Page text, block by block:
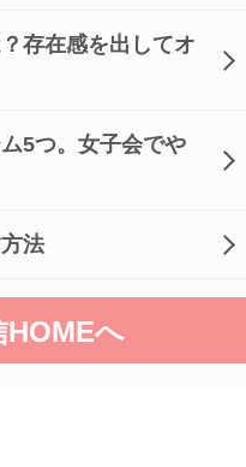
存在感を出してオ
5つ。女子会でや
法
へ